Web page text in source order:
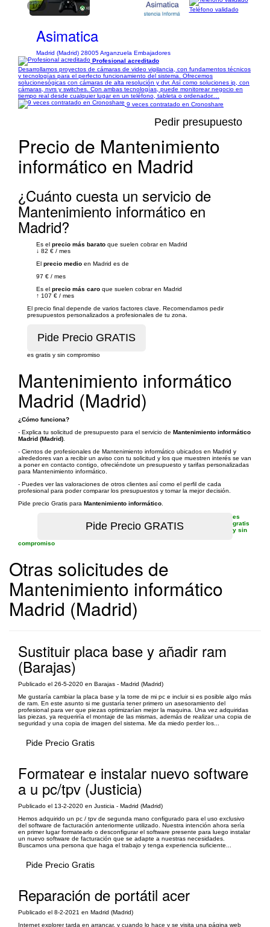
1/4
Asimatica
Madrid (Madrid) 28005 Arganzuela Embajadores
Teléfono validado
Profesional acreditado
Desarrollamos proyectos de cámaras de video vigilancia, con fundamentos técnicos
y tecnologías para el perfecto funcionamiento del sistema. Ofrecemos
solucionesógicas con cámaras de alta resolución y dvr. Así como soluciones ip, con
cámaras, nvrs y switches. Con ambas tecnologías, puede monitorear negocio en
tiempo real desde cualquier lugar en un teléfono, tableta o ordenador....
9 veces contratado en Cronoshare
Pedir presupuesto
Precio de Mantenimiento
informático en Madrid
¿Cuánto cuesta un servicio de
Mantenimiento informático en
Madrid?
Es el precio más barato que suelen cobrar en Madrid
↓ 82 € / mes
El precio medio en Madrid es de
97 € / mes
Es el precio más caro que suelen cobrar en Madrid
↑ 107 € / mes
El precio final depende de varios factores clave. Recomendamos pedir
presupuestos personalizados a profesionales de tu zona.
es gratis y sin compromiso
Mantenimiento informático
Madrid (Madrid)
¿Cómo funciona?
- Explica tu solicitud de presupuesto para el servicio de Mantenimiento informático
Madrid (Madrid)
- Cientos de profesionales de Mantenimiento informático ubicados en Madrid y
alrededores van a recibir un aviso con tu solicitud y los que muestren interés se van
a poner en contacto contigo, ofreciéndote un presupuesto y tarifas personalizadas
para Mantenimiento informático.
- Puedes ver las valoraciones de otros clientes así como el perfil de cada
profesional para poder comparar los presupuestos y tomar la mejor decisión.
Pide precio Gratis para Mantenimiento informático
es
gratis
y sin
compromiso
Otras solicitudes de
Mantenimiento informático
Madrid (Madrid)
Sustituir placa base y añadir ram
(Barajas)
Publicado el 26-5-2020 en Barajas - Madrid (Madrid)
Me gustaría cambiar la placa base y la torre de mi pc e incluir si es posible algo más
de ram. En este asunto si me gustaría tener primero un asesoramiento del
profesional para ver que piezas optimizarían mejor la maquina. Una vez adquiridas
las piezas, ya requeriría el montaje de las mismas, además de realizar una copia de
seguridad y una copia de imagen del sistema. Me da miedo perder los...
Pide Precio Gratis
Formatear e instalar nuevo software
a u pc/tpv (Justicia)
Publicado el 13-2-2020 en Justicia - Madrid (Madrid)
Hemos adquirido un pc / tpv de segunda mano configurado para el uso exclusivo
del software de facturación anteriormente utilizado. Nuestra intención ahora sería
en primer lugar formatearlo o desconfigurar el software presente para luego instalar
un nuevo software de facturación que se adapte a nuestras necesidades.
Buscamos una persona que haga el trabajo y tenga experiencia suficiente...
Pide Precio Gratis
Reparación de portátil acer
Publicado el 8-2-2021 en Madrid (Madrid)
Internet explorer tarda en arrancar, y cuando lo hace y se visita una página web